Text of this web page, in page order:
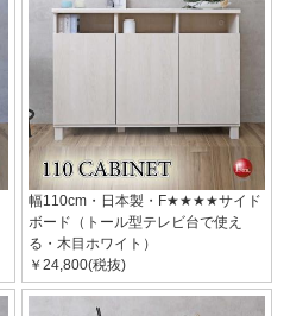
幅110cm・日本製・F★★★★サイド
ボード（トール型テレビ台で使え
る・木目ホワイト）
￥24,800(税抜)